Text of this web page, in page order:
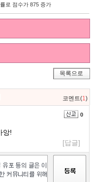
로 점수가 875 증가
목록으로
코멘트(1 )
0
앙!
[답글]